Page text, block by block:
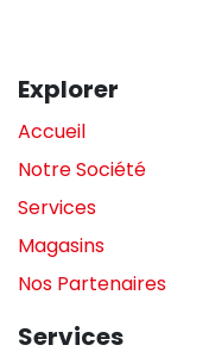
Explorer
Accueil
Notre Société
Services
Magasins
Nos Partenaires
Services